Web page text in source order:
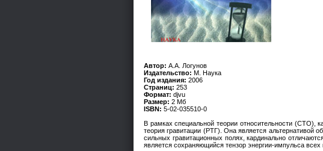
Автор: А.А. Логунов
Издательство: М. Наука
Год издания: 2006
Страниц: 253
Формат: djvu
Размер: 2 Мб
ISBN: 5-02-035510-0
В рамках специальной теории относительности (СТО),
теория гравитации (РТГ). Она является
сильных гравитационных полях, кардинально
является сохраняющийся тензор энергии-импульса